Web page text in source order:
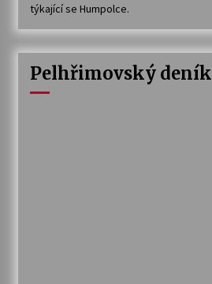
týkající se Humpolce.
Pelhřimovský deník